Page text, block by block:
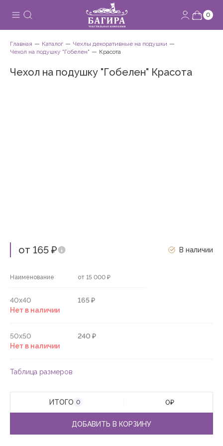
0
Главная Каталог
Чехлы декоративные на подушки
Чехол на подушку "Гобелен"
Красота
Чехол на подушку "Гобелен" Красота
от 165 ₽ В наличии
Наименование от 15 000 ₽
40х40
165 ₽
Нет в наличии
50х50
240 ₽
Нет в наличии
Таблица размеров
ИТОГО 0 0₽
ДОБАВИТЬ В КОРЗИНУ